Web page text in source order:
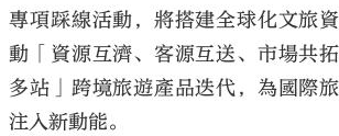
專項踩線活動，將搭建全球化文旅
動「資源互濟、客源互送、市場共
多站」跨境旅遊產品迭代，為國際
注入新動能。